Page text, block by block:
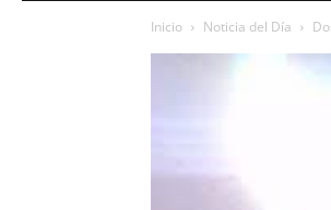
Inicio Noticia del Día